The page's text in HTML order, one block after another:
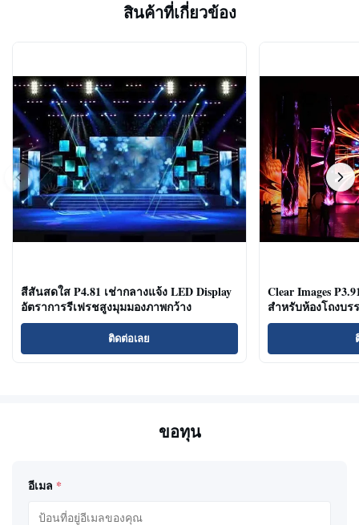
สินค้าที่เกี่ยวข้อง
สีสันสดใส P4.81 เช่ากลางแจ้ง LED Display
อัตราการรีเฟรชสูงมุมมองภาพกว้าง
ติดต่อเลย
Clear Images
สำหรับห้องโถงบร
ขอทุน
อีเมล *